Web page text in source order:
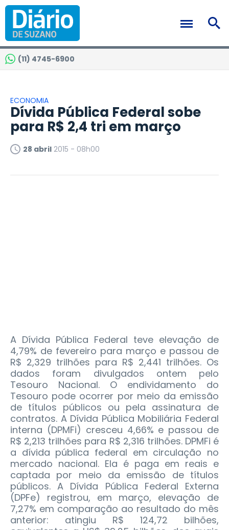
(11) 4745-6900
ECONOMIA
Dívida Pública Federal sobe
para R$ 2,4 tri em março
28 abril 2015 - 08h00
A Dívida Pública Federal teve elevação de
4,79% de fevereiro para março e passou de
R$ 2,329 trilhões para R$ 2,441 trilhões. Os
dados foram divulgados ontem pelo
Tesouro Nacional. O endividamento do
Tesouro pode ocorrer por meio da emissão
de títulos públicos ou pela assinatura de
contratos. A Dívida Pública Mobiliária Federal
interna (DPMFi) cresceu 4,66% e passou de
R$ 2,213 trilhões para R$ 2,316 trilhões. DPMFi é
a dívida pública federal em circulação no
mercado nacional. Ela é paga em reais e
captada por meio da emissão de títulos
públicos. A Dívida Pública Federal Externa
(DPFe) registrou, em março, elevação de
7,27% em comparação ao resultado do mês
anterior: atingiu R$ 124,72 bilhões,